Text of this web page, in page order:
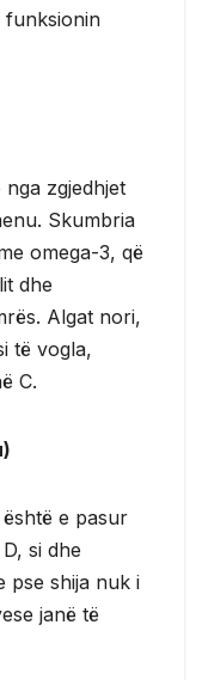
funksionin
zgjedhjet
Skumbria
omega-3, që
dhe
Algat nori,
të vogla,
C.
e pasur
si dhe
pse shija nuk i
janë të